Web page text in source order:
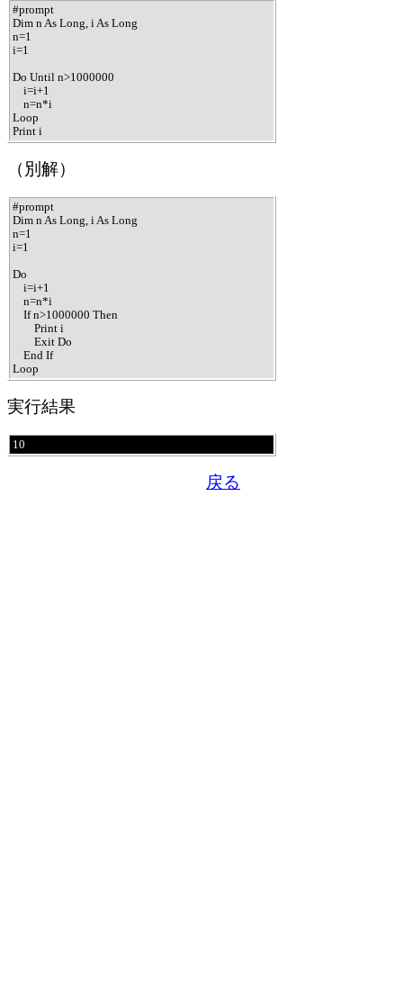
#prompt
Dim n As Long, i As Long
n=1
i=1
Do Until n>1000000
    i=i+1
    n=n*i
Loop
Print i
（別解）
#prompt
Dim n As Long, i As Long
n=1
i=1
Do
    i=i+1
    n=n*i
    If n>1000000 Then
        Print i
        Exit Do
    End If
Loop
実行結果
10
戻る